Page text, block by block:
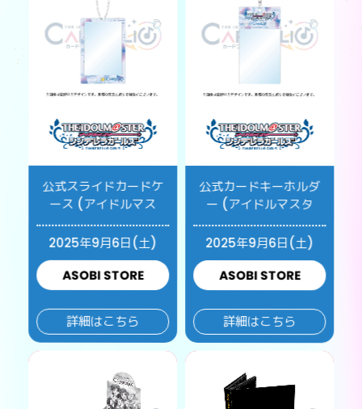
公式スライドカードケ
ース (アイドルマス
2025年9月6日(土)
ASOBI STORE
詳細はこちら
公式カードキーホルダ
ー (アイドルマスタ
2025年9月6日(土)
ASOBI STORE
詳細はこちら